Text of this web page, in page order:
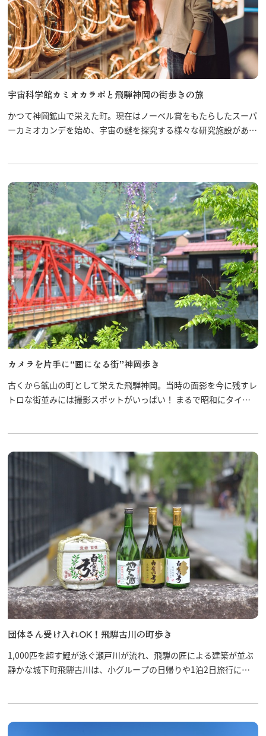
行きたいリスト
体験
宇宙科学館カミオカラボと飛騨神岡の街歩きの旅
かつて神岡鉱山で栄えた町。現在はノーベル賞をもたらしたスーパ
ーカミオカンデを始め、宇宙の謎を探究する様々な研究施設があり
で神岡を満喫！
カメラを片手に“画になる街”神岡歩き
古くから鉱山の町として栄えた飛騨神岡。当時の面影を今に残すレ
トロな街並みには撮影スポットがいっぱい！ まるで昭和にタイム
団体さん受け入れOK！飛騨古川の町歩き
1,000匹を超す鯉が泳ぐ瀬戸川が流れ、飛騨の匠による建築が並ぶ
静かな城下町飛騨古川は、小グループの日帰りや1泊2日旅行にぴ